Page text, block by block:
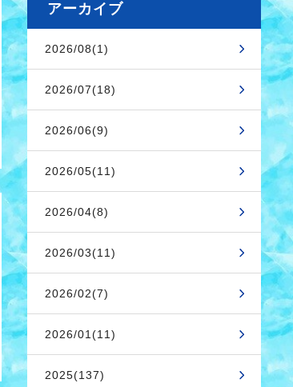
アーカイブ
2026/08(1)
2026/07(18)
2026/06(9)
2026/05(11)
2026/04(8)
2026/03(11)
2026/02(7)
2026/01(11)
2025(137)